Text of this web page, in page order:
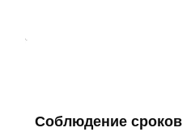
Соблюдение сроков